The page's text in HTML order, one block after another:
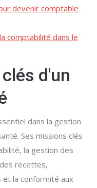
devenir comptable
comptabilité dans le
d'un
dans la gestion
Ses missions clés
la gestion des
recettes,
la conformité aux